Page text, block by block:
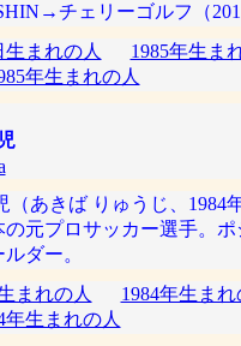
チェリーゴルフ（
生まれの人
1985年生ま
年生まれの人
（あきば りゅうじ、1984年
の元プロサッカー選手。
ダー。
まれの人
1984年生まれ
年生まれの人